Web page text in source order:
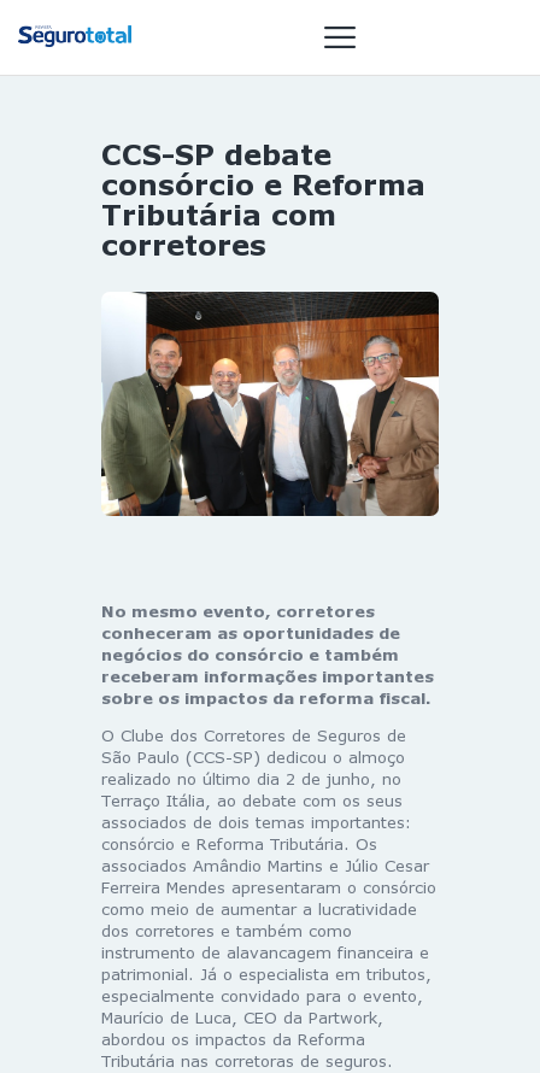
NOTÍCIAS
REVISTA
ESPECIAIS
OURO
ST SUMMIT
MULHERES
GESTORAS
HOMEST
HOME
CCS-SP debate
consórcio e Reforma
Tributária com
corretores
No mesmo evento, corretores
conheceram as oportunidades de
negócios do consórcio e também
receberam informações importantes
sobre os impactos da reforma fiscal.
O Clube dos Corretores de Seguros de
São Paulo (CCS-SP) dedicou o almoço
realizado no último dia 2 de junho, no
Terraço Itália, ao debate com os seus
associados de dois temas importantes:
consórcio e Reforma Tributária. Os
associados Amândio Martins e Júlio Cesar
Ferreira Mendes apresentaram o consórcio
como meio de aumentar a lucratividade
dos corretores e também como
instrumento de alavancagem financeira e
patrimonial. Já o especialista em tributos,
especialmente convidado para o evento,
Maurício de Luca, CEO da Partwork,
abordou os impactos da Reforma
Tributária nas corretoras de seguros.